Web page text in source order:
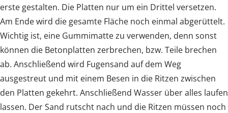
erste gestalten. Die Platten nur um ein Drittel versetzen.
Am Ende wird die gesamte Fläche noch einmal abgerüttelt.
Wichtig ist, eine Gummimatte zu verwenden, denn sonst
können die Betonplatten zerbrechen, bzw. Teile brechen
ab. Anschließend wird Fugensand auf dem Weg
ausgestreut und mit einem Besen in die Ritzen zwischen
den Platten gekehrt. Anschließend Wasser über alles laufen
lassen. Der Sand rutscht nach und die Ritzen müssen noch